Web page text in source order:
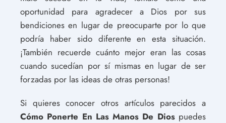
oportunidad para agradecer a Dios por sus
bendiciones en lugar de preocuparte por lo que
podría haber sido diferente en esta situación.
¡También recuerde cuánto mejor eran las cosas
cuando sucedían por sí mismas en lugar de ser
forzadas por las ideas de otras personas!
Si quieres conocer otros artículos parecidos a
Cómo Ponerte En Las Manos De Diospuedes